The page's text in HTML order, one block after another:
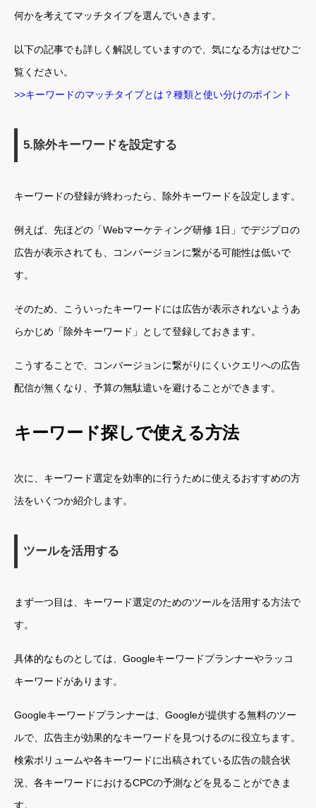
何かを考えてマッチタイプを選んでいきます。
以下の記事でも詳しく解説していますので、気になる方はぜひご
覧ください。
>>キーワードのマッチタイプとは？種類と使い分けのポイント
5.除外キーワードを設定する
キーワードの登録が終わったら、除外キーワードを設定します。
例えば、先ほどの「Webマーケティング研修 1日」でデジプロの
広告が表示されても、コンバージョンに繋がる可能性は低いで
す。
そのため、こういったキーワードには広告が表示されないようあ
らかじめ「除外キーワード」として登録しておきます。
こうすることで、コンバージョンに繋がりにくいクエリへの広告
配信が無くなり、予算の無駄遣いを避けることができます。
キーワード探しで使える方法
次に、キーワード選定を効率的に行うために使えるおすすめの方
法をいくつか紹介します。
ツールを活用する
まず一つ目は、キーワード選定のためのツールを活用する方法で
す。
具体的なものとしては、Googleキーワードプランナーやラッコ
キーワードがあります。
Googleキーワードプランナーは、Googleが提供する無料のツー
ルで、広告主が効果的なキーワードを見つけるのに役立ちます。
検索ボリュームや各キーワードに出稿されている広告の競合状
況、各キーワードにおけるCPCの予測などを見ることができま
す。